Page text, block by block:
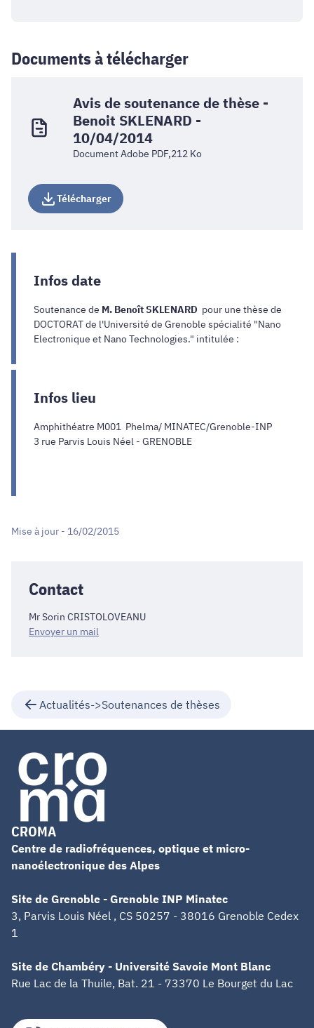
Documents à télécharger
Avis de soutenance de thèse -
Benoit SKLENARD -
10/04/2014
Document Adobe PDF,212 Ko
Télécharger
Infos date
Soutenance de M. Benoît SKLENARD pour une thèse de
DOCTORAT de l'Université de Grenoble spécialité "Nano
Electronique et Nano Technologies." intitulée :
Infos lieu
Amphithéatre M001 Phelma/ MINATEC/Grenoble-INP
3 rue Parvis Louis Néel - GRENOBLE
Mise à jour - 16/02/2015
Contact
Mr Sorin CRISTOLOVEANU
Envoyer un mail
Actualités->Soutenances de thèses
CROMA
Centre de radiofréquences, optique et micro-
nanoélectronique des Alpes
Site de Grenoble - Grenoble INP Minatec
3, Parvis Louis Néel , CS 50257 - 38016 Grenoble Cedex
1
Site de Chambéry - Université Savoie Mont Blanc
Rue Lac de la Thuile, Bat. 21 - 73370 Le Bourget du Lac